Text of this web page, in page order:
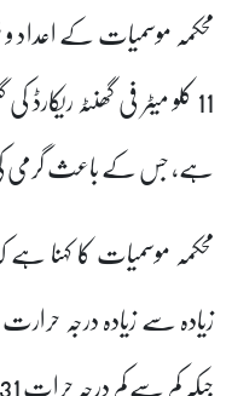
محکمہ موسمیات کے اعداد
ہے، جس کے باعث گرمی